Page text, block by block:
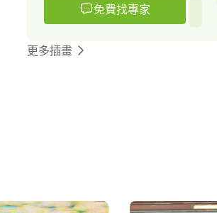
免費找專家
更多插畫